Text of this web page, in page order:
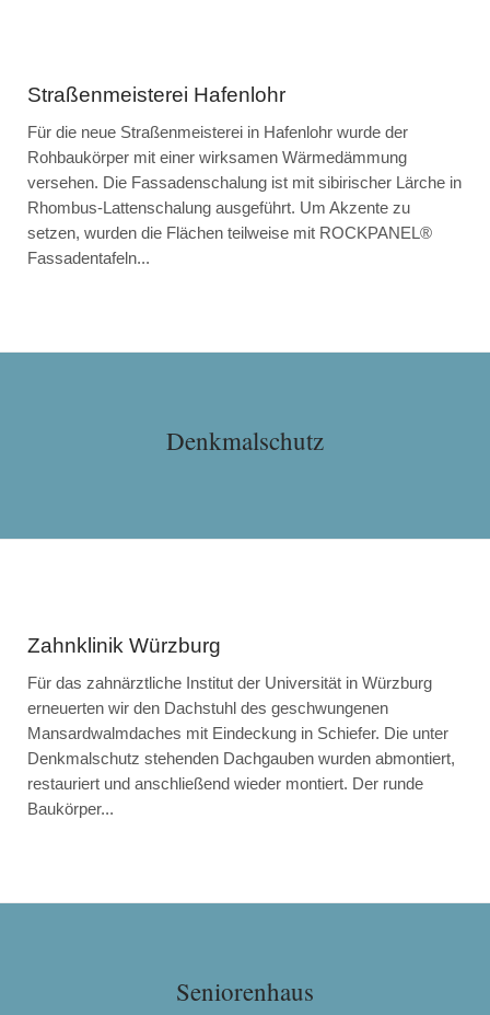
Straßenmeisterei Hafenlohr
Für die neue Straßenmeisterei in Hafenlohr wurde der
Rohbaukörper mit einer wirksamen Wärmedämmung
versehen. Die Fassadenschalung ist mit sibirischer Lärche in
Rhombus-Lattenschalung ausgeführt. Um Akzente zu
setzen, wurden die Flächen teilweise mit ROCKPANEL®
Fassadentafeln...
Denkmalschutz
Zahnklinik Würzburg
Für das zahnärztliche Institut der Universität in Würzburg
erneuerten wir den Dachstuhl des geschwungenen
Mansardwalmdaches mit Eindeckung in Schiefer. Die unter
Denkmalschutz stehenden Dachgauben wurden abmontiert,
restauriert und anschließend wieder montiert. Der runde
Baukörper...
Seniorenhaus